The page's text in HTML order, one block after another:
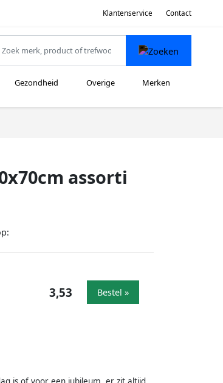
Klantenservice Contact
Gezondheid Overige Merken
assorti
3,53 Bestel »